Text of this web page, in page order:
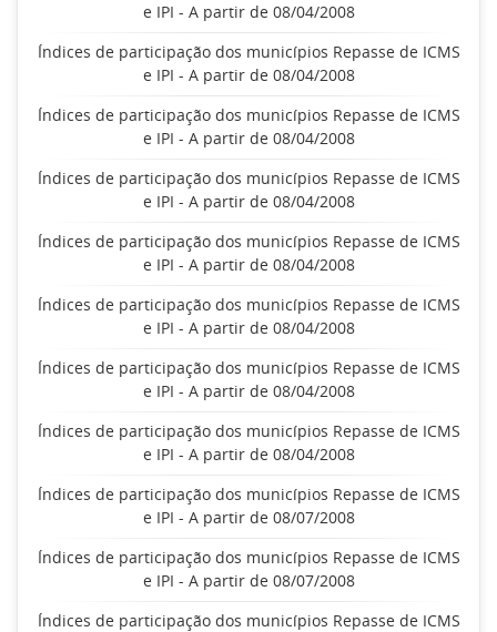
e IPI - A partir de 08/04/2008
Índices de participação dos municípios Repasse de ICMS
e IPI - A partir de 08/04/2008
Índices de participação dos municípios Repasse de ICMS
e IPI - A partir de 08/04/2008
Índices de participação dos municípios Repasse de ICMS
e IPI - A partir de 08/04/2008
Índices de participação dos municípios Repasse de ICMS
e IPI - A partir de 08/04/2008
Índices de participação dos municípios Repasse de ICMS
e IPI - A partir de 08/04/2008
Índices de participação dos municípios Repasse de ICMS
e IPI - A partir de 08/04/2008
Índices de participação dos municípios Repasse de ICMS
e IPI - A partir de 08/04/2008
Índices de participação dos municípios Repasse de ICMS
e IPI - A partir de 08/07/2008
Índices de participação dos municípios Repasse de ICMS
e IPI - A partir de 08/07/2008
Índices de participação dos municípios Repasse de ICMS